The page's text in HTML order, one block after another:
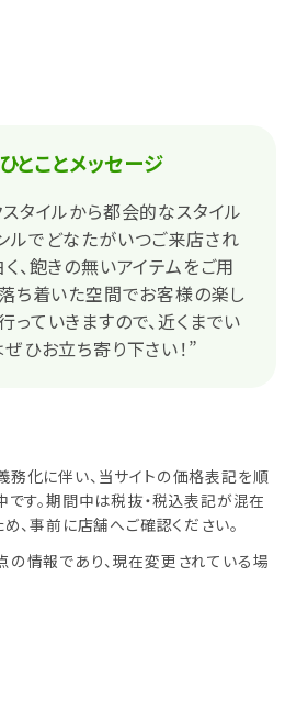
ひとことメッセージ
タイルから都会的なスタイル
ルでどなたがいつご来店され
、飽きの無いアイテムをご用
落ち着いた空間でお客様の楽し
っていきますので、近くまでい
ひお立ち寄り下さい！”
化に伴い、当サイトの価格表記を順
す。期間中は税抜・税込表記が混在
、事前に店舗へご確認ください。
情報であり、現在変更されている場